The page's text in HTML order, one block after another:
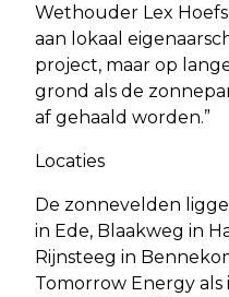
Wethouder Lex
aan lokaal
project, maar op
grond als de
af gehaald worden.”
Locaties
De zonnevelden
in Ede, Blaakweg in
Rijnsteeg in
Tomorrow Energy